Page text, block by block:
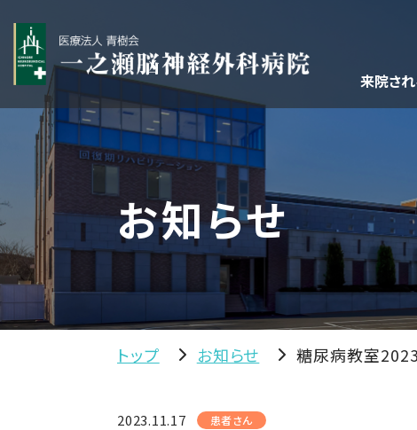
来院さ
お知らせ
トップ お知らせ 糖尿病教室2023
2023.11.17 患者さん